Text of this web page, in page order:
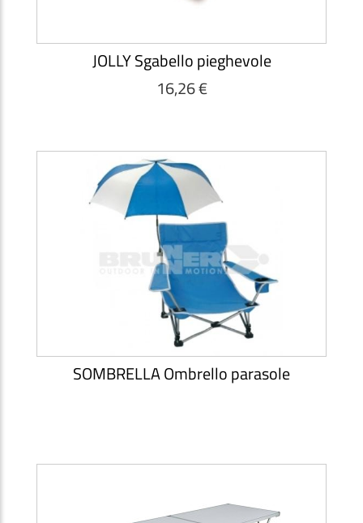
JOLLY Sgabello pieghevole
16,26 €
SOMBRELLA Ombrello parasole